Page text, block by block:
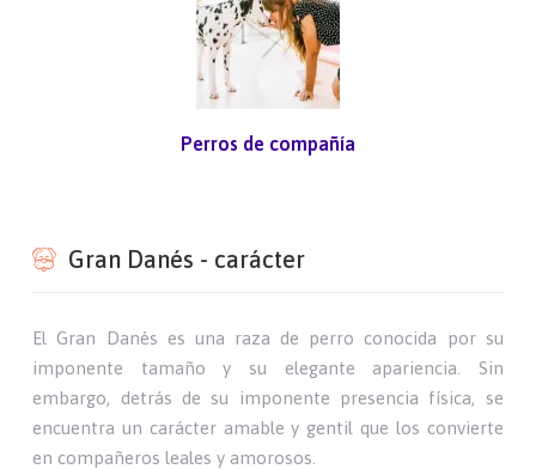
Perros de compañía
Gran Danés - carácter
El Gran Danés es una raza de perro conocida por su
imponente tamaño y su elegante apariencia. Sin
embargo, detrás de su imponente presencia física, se
encuentra un carácter amable y gentil que los convierte
en compañeros leales y amorosos.